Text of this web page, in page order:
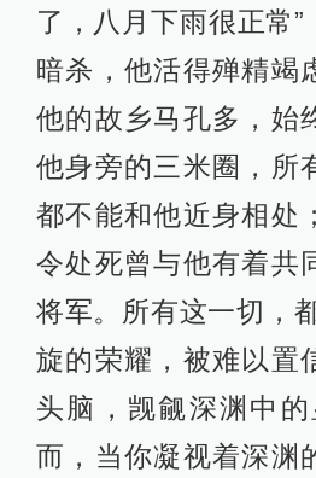
了，八月下雨很正常
暗杀，他活得殚精竭
他的故乡马孔多，始
他身旁的三米圈，所
都不能和他近身相处
令处死曾与他有着共
将军。所有这一切，
旋的荣耀，被难以置
头脑，觊觎深渊中
而，当你凝视着深渊